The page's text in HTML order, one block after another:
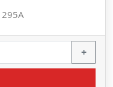
295A
+